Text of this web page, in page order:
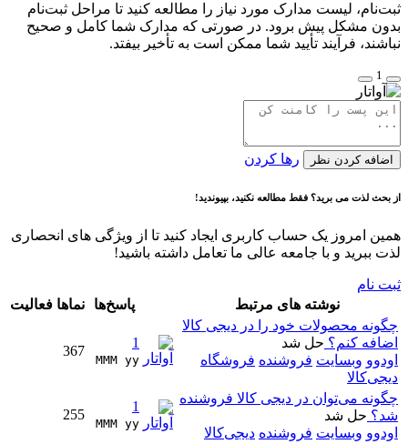
ثبت‌نام، لیست مدارک مورد نیاز را مطالعه کنید تا مراحل ثبت‌نام
بدون مشکل پیش برود. در صورتی که مدارک شما کامل و صحیح
نباشند، فرآیند تأیید شما ممکن است به تأخیر بیفتد.
1
اضافه کردن نظر رها کردن
از بحث لذت می برید؟ فقط مطالعه نکنید، بپیوندید!
همین امروز یک حساب کاربری ایجاد کنید تا از ویژگی های انحصاری
لذت ببرید و با جامعه عالی ما تعامل داشته باشید!
ثبت نام
نوشته های مرتبط
پاسخ‌ها نماها فعالیت
چگونه محصولات خود را در دیجی کالا
اضافه کنم؟ حل شد
اودوو وبسایت فروشنده فروشگاه
دیجی‌کالا
1
MMM yy
367
چگونه می‌توان در دیجی کالا فروشنده
شد؟ حل شد
اودوو وبسایت فروشنده دیجی‌کالا
1
MMM yy
255